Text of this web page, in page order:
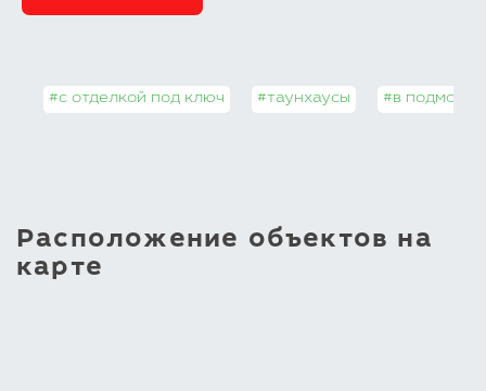
#с отделкой под ключ #таунхаусы #в
Расположение объектов на
карте